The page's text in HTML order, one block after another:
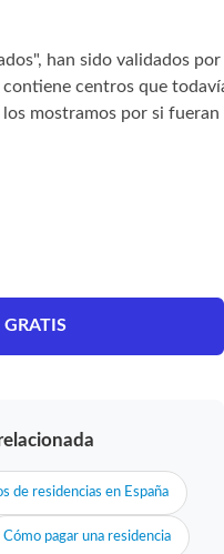
han sido validados por
centros que
mostramos por si fueran
GRATIS
de residencias en España
Cómo pagar una residencia